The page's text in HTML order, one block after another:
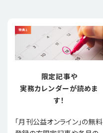
限定記事や
実務カレンダーが読めま
す！
「月刊公益オンライン」の無料